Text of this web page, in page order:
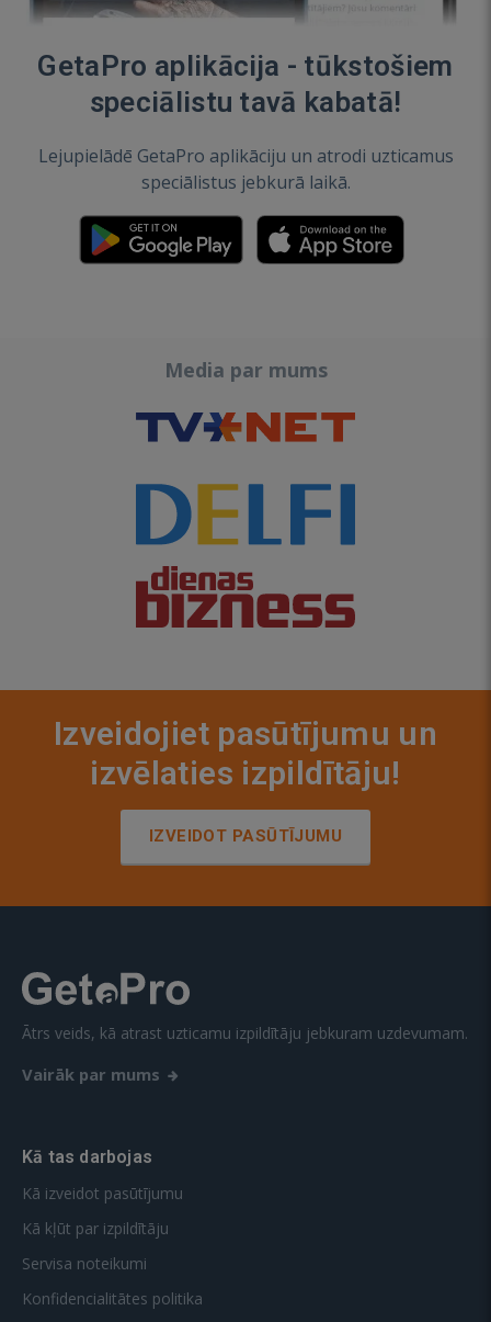
GetaPro aplikācija - tūkstošiem
speciālistu tavā kabatā!
Lejupielādē GetaPro aplikāciju un atrodi uzticamus
speciālistus jebkurā laikā.
Media par mums
Izveidojiet pasūtījumu un
izvēlaties izpildītāju!
IZVEIDOT PASŪTĪJUMU
Ātrs veids, kā atrast uzticamu izpildītāju jebkuram uzdevumam.
Vairāk par mums
Kā tas darbojas
Kā izveidot pasūtījumu
Kā kļūt par izpildītāju
Servisa noteikumi
Konfidencialitātes politika